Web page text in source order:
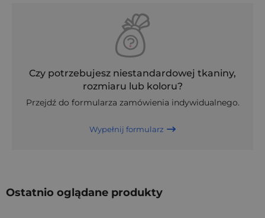
Czy potrzebujesz niestandardowej tkaniny,
rozmiaru lub koloru?
Przejdź do formularza zamówienia indywidualnego.
Wypełnij formularz
Ostatnio oglądane produkty